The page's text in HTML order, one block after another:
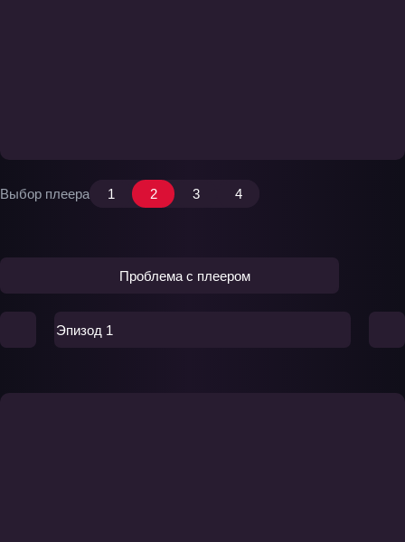
Выбор плеера 1 2 3 4
Проблема с плеером
Эпизод 1